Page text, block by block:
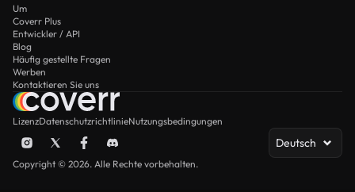
Um
Coverr Plus
Entwickler / API
Blog
Häufig gestellte Fragen
Werben
Kontaktieren Sie uns
LizenzDatenschutzrichtlinieNutzungsbedingungen
Deutsch
Copyright © 2026. Alle Rechte vorbehalten.